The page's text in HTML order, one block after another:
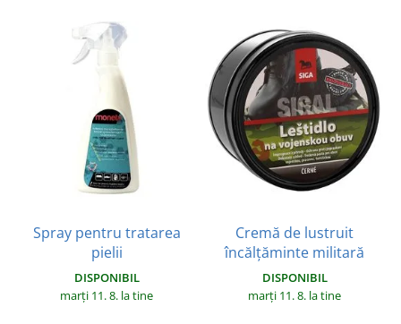
Spray pentru tratarea
pielii
DISPONIBIL
marți 11. 8. la tine
Cremă de lustruit
încălțăminte militară
DISPONIBIL
marți 11. 8. la tine